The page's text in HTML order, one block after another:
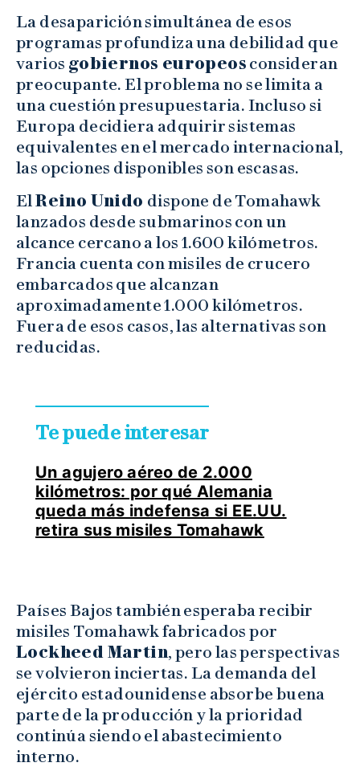
La desaparición simultánea de esos
programas profundiza una debilidad que
varios gobiernos europeos consideran
preocupante. El problema no se limita a
una cuestión presupuestaria. Incluso si
Europa decidiera adquirir sistemas
equivalentes en el mercado internacional,
las opciones disponibles son escasas.
ElReino Unido dispone de Tomahawk
lanzados desde submarinos con un
alcance cercano a los 1.600 kilómetros.
Francia cuenta con misiles de crucero
embarcados que alcanzan
aproximadamente 1.000 kilómetros.
Fuera de esos casos, las alternativas son
reducidas.
Te puede interesar
Un agujero aéreo de 2.000
kilómetros: por qué Alemania
queda más indefensa si EE.UU.
retira sus misiles Tomahawk
Países Bajos también esperaba recibir
misiles Tomahawk fabricados por
Lockheed Martin, pero las perspectivas
se volvieron inciertas. La demanda del
ejército estadounidense absorbe buena
parte de la producción y la prioridad
continúa siendo el abastecimiento
interno.